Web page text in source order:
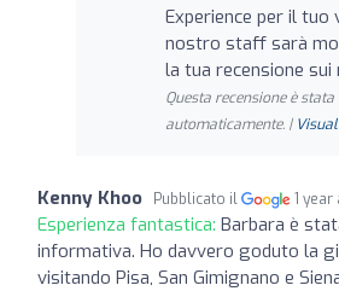
Experience per il tuo
nostro staff sarà
la tua recensione
Questa recensione è
automaticamente. |
Kenny Khoo Pubblicato il 1 year
Esperienza fantastica: Barbara è
informativa. Ho davvero goduto la
visitando Pisa, San Gimignano e